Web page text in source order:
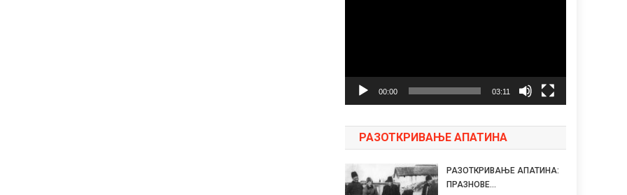
00:00 03:11
РАЗОТКРИВАЊЕ АПАТИНА
РАЗОТКРИВАЊЕ АПАТИНА:
ПРАЗНОВЕ...